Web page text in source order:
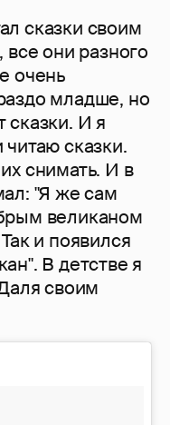
сказки своим
они разного
очень
младше, но
сказки. И я
сказки.
снимать. И в
"Я же сам
великаном
и появился
В детстве я
своим